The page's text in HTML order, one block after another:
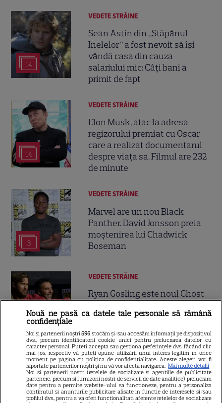
14
VEDETE STRĂINE
Sean Astin din „Stăpânul
Inelelor” a fost nevoit să își
vândă casa din cauza
salariului mic: Câți bani a
primit de fapt
14
VEDETE STRĂINE
Elon Musk, atac la adresa
regizorului premiat cu Oscar
care a realizat documentarul
despre viața sa. Filmul are 232
de minute
3
VEDETE STRĂINE
Marvel are un nou Black
Panther. David Jonsson preia
moștenirea lui Chadwick
Boseman
7
VEDETE STRĂINE
Ryan Gosling este noul Ghost
Anunțul făcut la Comic-Con i-
DISNEY PLUS
„Diavolul se îmbracă de la
Prada 2” s-a lansat pe Disney+.
Meryl Streep și Anne
Nouă ne pasă ca datele tale personale să rămână
confidențiale
Noi și partenerii noștri596 stocăm și/sau accesăm informații pe dispozitivul
dvs., precum identificatorii cookie unici pentru prelucrarea datelor cu
caracter personal. Puteți accepta sau gestiona preferințele dvs. făcând clic
mai jos, respectiv vă puteți opune utilizării unui interes legitim în orice
moment pe pagina cu politica de confidențialitate. Aceste alegeri vor fi
raportate partenerilor noștri și nu vă vor afecta navigarea. Mai multe detalii
Noi si partenerii nostri (retelele de socializare si agentiile de publicitate
partenere, precum si furnizorii nostri de servicii de date analitice) prelucram
date pentru a permite website-ului sa functioneze, pentru a personaliza
continutul si anunturile publicitare afisate in functie de interesele si/sau
profilul dvs., pentru a va oferi functionalitati aferente retelelor de socializare